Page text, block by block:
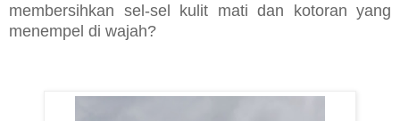
membersihkan sel-sel kulit mati dan kotoran yang
menempel di wajah?